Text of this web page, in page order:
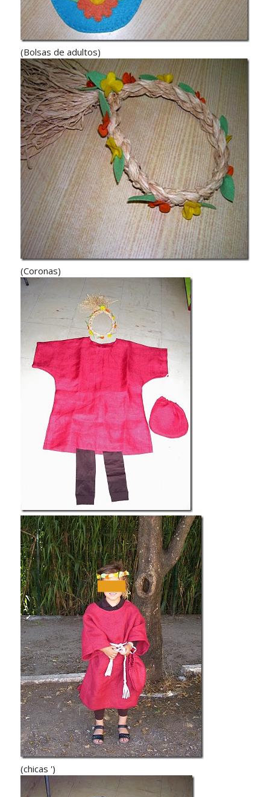
(Bolsas de adultos)
(Coronas)
(chicas ')